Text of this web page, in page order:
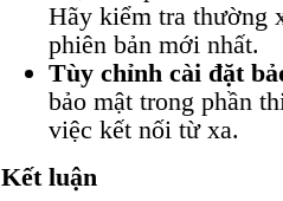
Hãy kiểm tra thường
phiên bản mới nhất.
Tùy chỉnh cài đặt
bảo mật trong phần
việc kết nối từ xa.
Kết luận